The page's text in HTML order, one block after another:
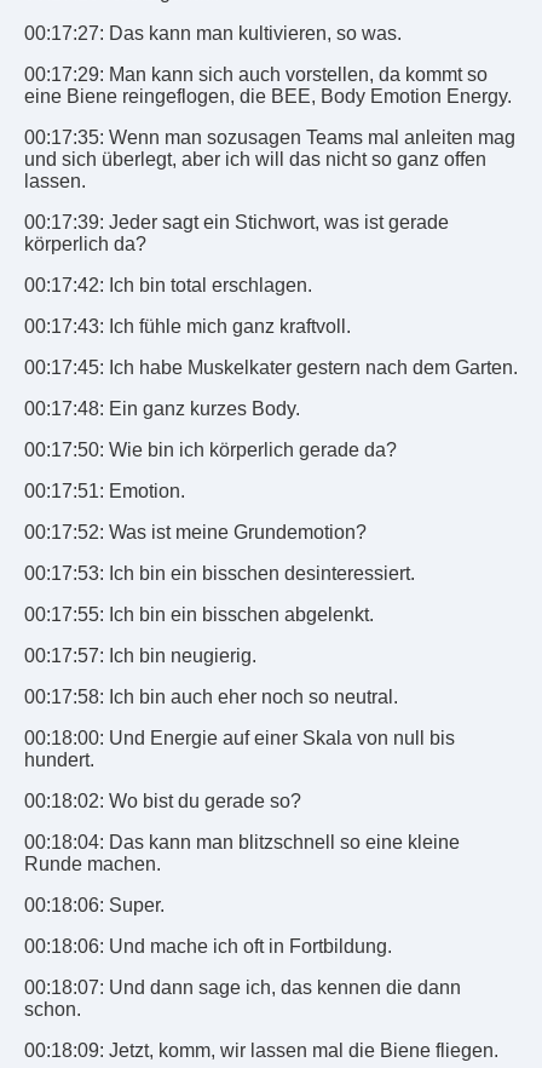
00:17:27: Das kann man kultivieren, so was.
00:17:29: Man kann sich auch vorstellen, da kommt so
eine Biene reingeflogen, die BEE, Body Emotion Energy.
00:17:35: Wenn man sozusagen Teams mal anleiten mag
und sich überlegt, aber ich will das nicht so ganz offen
lassen.
00:17:39: Jeder sagt ein Stichwort, was ist gerade
körperlich da?
00:17:42: Ich bin total erschlagen.
00:17:43: Ich fühle mich ganz kraftvoll.
00:17:45: Ich habe Muskelkater gestern nach dem Garten.
00:17:48: Ein ganz kurzes Body.
00:17:50: Wie bin ich körperlich gerade da?
00:17:51: Emotion.
00:17:52: Was ist meine Grundemotion?
00:17:53: Ich bin ein bisschen desinteressiert.
00:17:55: Ich bin ein bisschen abgelenkt.
00:17:57: Ich bin neugierig.
00:17:58: Ich bin auch eher noch so neutral.
00:18:00: Und Energie auf einer Skala von null bis
hundert.
00:18:02: Wo bist du gerade so?
00:18:04: Das kann man blitzschnell so eine kleine
Runde machen.
00:18:06: Super.
00:18:06: Und mache ich oft in Fortbildung.
00:18:07: Und dann sage ich, das kennen die dann
schon.
00:18:09: Jetzt, komm, wir lassen mal die Biene fliegen.